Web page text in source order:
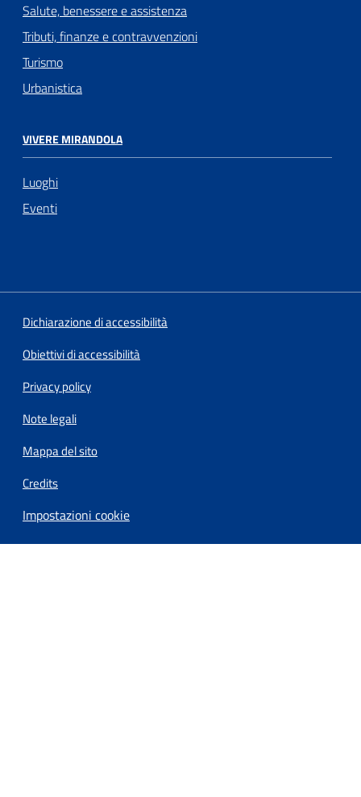
Salute, benessere e assistenza
Tributi, finanze e contravvenzioni
Turismo
Urbanistica
VIVERE MIRANDOLA
Luoghi
Eventi
Dichiarazione di accessibilità
Obiettivi di accessibilità
Privacy policy
Note legali
Mappa del sito
Credits
Impostazioni cookie